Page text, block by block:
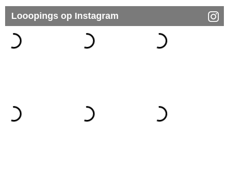
Looopings op Instagram